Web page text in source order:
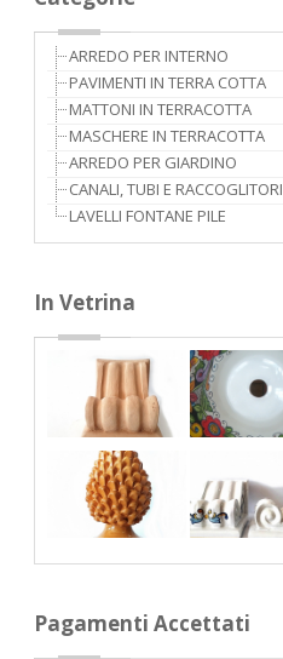
ARREDO PER INTERNO
PAVIMENTI IN TERRA COTTA
MATTONI IN TERRACOTTA
MASCHERE IN TERRACOTTA
ARREDO PER GIARDINO
CANALI, TUBI E RACCOGLITORI
LAVELLI FONTANE PILE
In Vetrina
Pagamenti Accettati